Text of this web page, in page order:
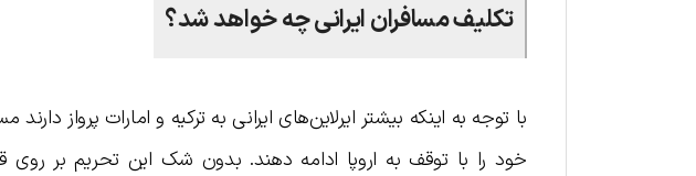
تکلیف مسافران ایرانی چه خواهد شد؟
با توجه به اینکه بیشتر ایرلاین‌های ایرانی به ترکیه و امارات پرواز
خود را با توقف به اروپا ادامه دهند. بدون شک این تحریم بر روی